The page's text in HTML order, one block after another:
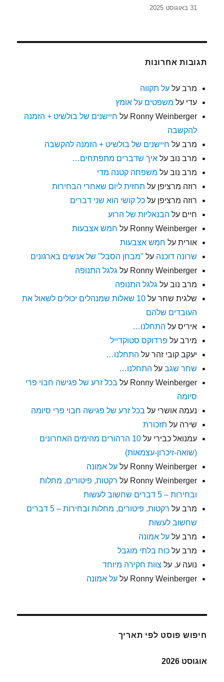
31 באוגוסט 2025
תגובות אחרונות
מרב עלעל תקווה
עדי על משפטים על אומץ
Ronny Weinberger על חיישנים של בולשיט + הזמנה
להקשבה
מרב על חיישנים של בולשיט + הזמנה להקשבה
מרב נוב עלאיך שדברים מתפתחים…
מרב נוב על משפחה קטנה מדי
רוזה מרציפן על תחזית ליום שאחרי הבחירות
רוזה מרציפן עלכל קושי הוא שני דברים
חיים על הבנאליות של הרוע
Ronny Weinberger על חמש אצבעות
אורית על חמש אצבעות
שרונה דוכנה על "מבחן הסבל" של אנשים בארגונים
Ronny Weinberger על גלגל התנופה
מרב נוב על גלגל התנופה
שלגית שחר על
10 שאלות שמנהלים יכולים לשאול את
העובדים שלהם
איריס על התחלנו…
מירב על פרדוקס סטוקדייל
יעקב קובי זהר על התחלנו…
שחר שגב על התחלנו…
Ronny Weinberger על בכל זרע של פגישה חבוי פרי
סיומה
נעמה אושרי על בכל זרע של פגישה חבוי פרי סיומה
שירה על תזכורת
עמנואל כבירי על
10 הרהורים מהימים האחרונים
(שואה-זיכרון-עצמאות)
Ronny Weinberger עלעל אמונה
Ronny Weinberger על רקטות, פיטורים, מחלות
ובחירות – 5 דברים שחשוב לעשות
מרב על
רקטות, פיטורים, מחלות ובחירות – 5 דברים
שחשוב לעשות
מרב עלעל אמונה
מרב עלכוח בלתי מוגבל
נועה ע. על צוות חקירה מיוחד
Ronny Weinberger עלעל אמונה
חיפוש פוסט לפי תאריך
אוגוסט 2026